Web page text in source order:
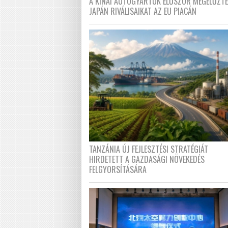
JAPÁN RIVÁLISAIKAT AZ EU PIACÁN
TANZÁNIA ÚJ FEJLESZTÉSI STRATÉGIÁT
HIRDETETT A GAZDASÁGI NÖVEKEDÉS
FELGYORSÍTÁSÁRA